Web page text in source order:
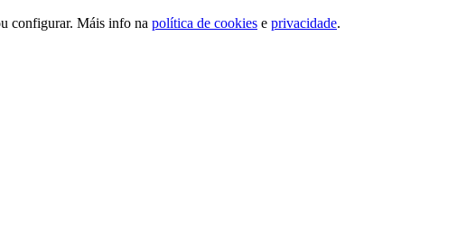
configurar. Máis info na política de cookies e privacidade.